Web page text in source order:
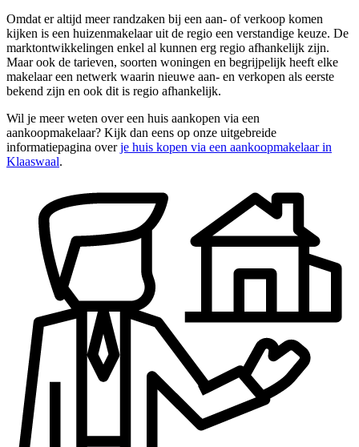
Omdat er altijd meer randzaken bij een aan- of verkoop komen
kijken is een huizenmakelaar uit de regio een verstandige keuze. De
marktontwikkelingen enkel al kunnen erg regio afhankelijk zijn.
Maar ook de tarieven, soorten woningen en begrijpelijk heeft elke
makelaar een netwerk waarin nieuwe aan- en verkopen als eerste
bekend zijn en ook dit is regio afhankelijk.
Wil je meer weten over een huis aankopen via een
aankoopmakelaar? Kijk dan eens op onze uitgebreide
informatiepagina overje huis kopen via een aankoopmakelaar in
Klaaswaal.